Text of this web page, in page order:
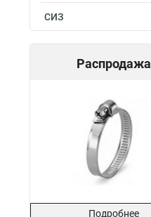
СИЗ
Распродажа
Подробнее